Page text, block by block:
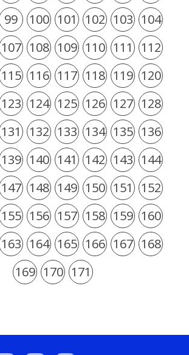
99 100 101 102 103 104
107 108 109 110 111 112
115 116 117 118 119 120
123 124 125 126 127 128
131 132 133 134 135 136
139 140 141 142 143 144
147 148 149 150 151 152
155 156 157 158 159 160
163 164 165 166 167 168
169 170 171